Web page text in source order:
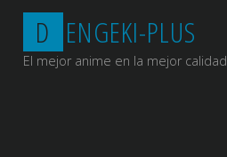
Saltar
contenido
D ENGEKI-PLUS
El mejor anime en la mejor calidad